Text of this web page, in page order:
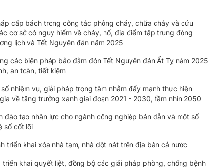
cấp bách trong công tác phòng cháy, chữa cháy và cứu
cơ sở có nguy hiểm về cháy, nổ, địa điểm tập trung đông
lịch và Tết Nguyên đán năm 2025
các biện pháp bảo đảm đón Tết Nguyên đán Ất Tỵ năm 2025
an toàn, tiết kiệm
nhiệm vụ, giải pháp trọng tâm nhằm đẩy mạnh thực hiện
về tăng trưởng xanh giai đoạn 2021 - 2030, tầm nhìn 2050
đào tạo nhân lực cho ngành công nghiệp bán dẫn và một số
số cốt lõi
triển khai xóa nhà tạm, nhà dột nát trên địa bàn cả nước
triển khai quyết liệt, đồng bộ các giải pháp phòng, chống bệnh